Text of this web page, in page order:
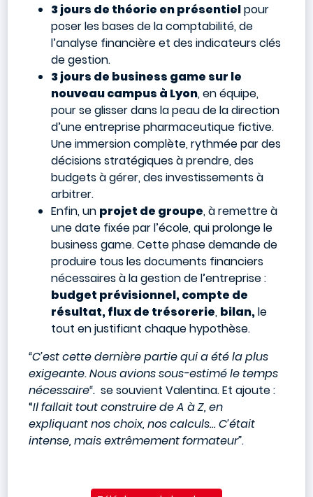
3 jours de théorie en présentielpour
poser les bases de la comptabilité, de
l’analyse financière et des indicateurs clés
de gestion.
3 jours de business game sur le
nouveau campus à Lyon, en équipe,
pour se glisser dans la peau de la direction
d’une entreprise pharmaceutique fictive.
Une immersion complète, rythmée par des
décisions stratégiques à prendre, des
budgets à gérer, des investissements à
arbitrer.
Enfin, un projet de groupe, à remettre à
une date fixée par l’école, qui prolonge le
business game. Cette phase demande de
produire tous les documents financiers
nécessaires à la gestion de l’entreprise :
budget prévisionnel, compte de
résultat, flux de trésorerie, bilan,le
tout en justifiant chaque hypothèse.
“C’est cette dernière partie qui a été la plus
exigeante. Nous avions sous-estimé le temps
nécessaire“. se souvient Valentina. Et ajoute :
“Il fallait tout construire de A à Z, en
expliquant nos choix, nos calculs… C’était
intense, mais extrêmement formateur”.